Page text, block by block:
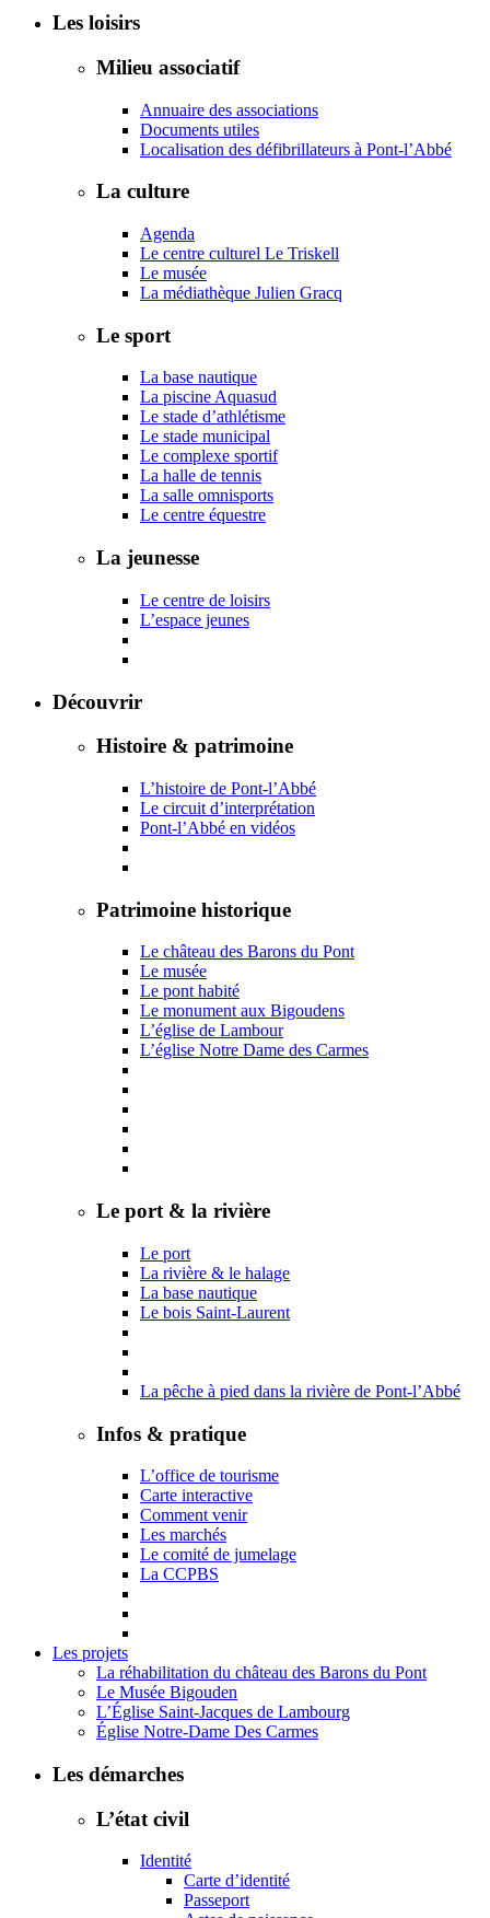
Les loisirs
Milieu associatif
Annuaire des associations
Documents utiles
Localisation des défibrillateurs à Pont-l’Abbé
La culture
Agenda
Le centre culturel Le Triskell
Le musée
La médiathèque Julien Gracq
Le sport
La base nautique
La piscine Aquasud
Le stade d’athlétisme
Le stade municipal
Le complexe sportif
La halle de tennis
La salle omnisports
Le centre équestre
La jeunesse
Le centre de loisirs
L’espace jeunes
Découvrir
Histoire & patrimoine
L’histoire de Pont-l’Abbé
Le circuit d’interprétation
Pont-l’Abbé en vidéos
Patrimoine historique
Le château des Barons du Pont
Le musée
Le pont habité
Le monument aux Bigoudens
L’église de Lambour
L’église Notre Dame des Carmes
Le port & la rivière
Le port
La rivière & le halage
La base nautique
Le bois Saint-Laurent
La pêche à pied dans la rivière de Pont-l’Abbé
Infos & pratique
L’office de tourisme
Carte interactive
Comment venir
Les marchés
Le comité de jumelage
La CCPBS
Les projets
La réhabilitation du château des Barons du Pont
Le Musée Bigouden
L’Église Saint-Jacques de Lambourg
Église Notre-Dame Des Carmes
Les démarches
L’état civil
Identité
Carte d’identité
Passeport